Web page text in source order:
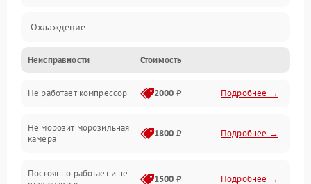
Охлаждение
Механика
Электропитание
Дренаж
Неисправности Стоимость
Не работает компрессор 2000 ₽ Подробнее →
Не морозит морозильная
камера
1800 ₽ Подробнее →
Постоянно работает и не
1500 ₽ Подробнее →